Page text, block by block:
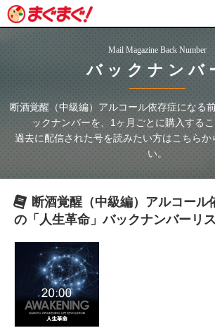
Mail Magazine Back Number
バックナンバ
断酒覚醒（中級編）アルコール依存症になる
ックナンバーを、1ヶ月ごとに購入する
過去に配信された号を読みたい方はこちら
い。
断酒覚醒（中級編）アルコール
の「人生革命」バックナンバーリ